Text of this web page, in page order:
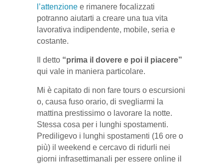
l’attenzione e rimanere focalizzati
potranno aiutarti a creare una tua vita
lavorativa indipendente, mobile, seria e
costante.
Il detto “prima il dovere e poi il piacere”
qui vale in maniera particolare.
Mi è capitato di non fare tours o escursioni
o, causa fuso orario, di svegliarmi la
mattina prestissimo o lavorare la notte.
Stessa cosa per i lunghi spostamenti.
Prediligevo i lunghi spostamenti (16 ore o
più) il weekend e cercavo di ridurli nei
giorni infrasettimanali per essere online il